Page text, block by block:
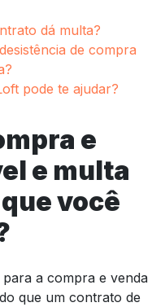
dá multa?
de compra
pode te ajudar?
e
e multa
você
a compra e venda
que um contrato de